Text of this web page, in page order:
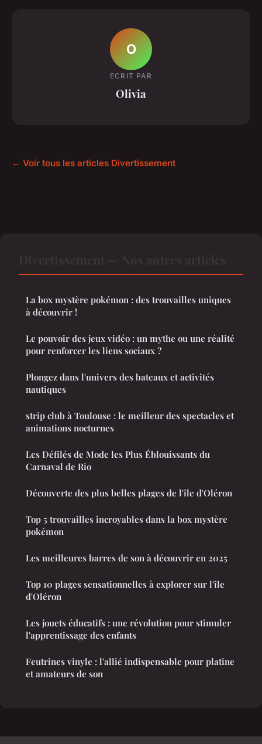
O
ECRIT PAR
Olivia
← Voir tous les articles Divertissement
La box mystère pokémon : des trouvailles uniques
à découvrir !
Le pouvoir des jeux vidéo : un mythe ou une réalité
pour renforcer les liens sociaux ?
Plongez dans l'univers des bateaux et activités
nautiques
strip club à Toulouse : le meilleur des spectacles et
animations nocturnes
Les Défilés de Mode les Plus Éblouissants du
Carnaval de Rio
Découverte des plus belles plages de l'île d'Oléron
Top 5 trouvailles incroyables dans la box mystère
pokémon
Les meilleures barres de son à découvrir en 2025
Top 10 plages sensationnelles à explorer sur l'île
d'Oléron
Les jouets éducatifs : une révolution pour stimuler
l'apprentissage des enfants
Feutrines vinyle : l'allié indispensable pour platine
et amateurs de son